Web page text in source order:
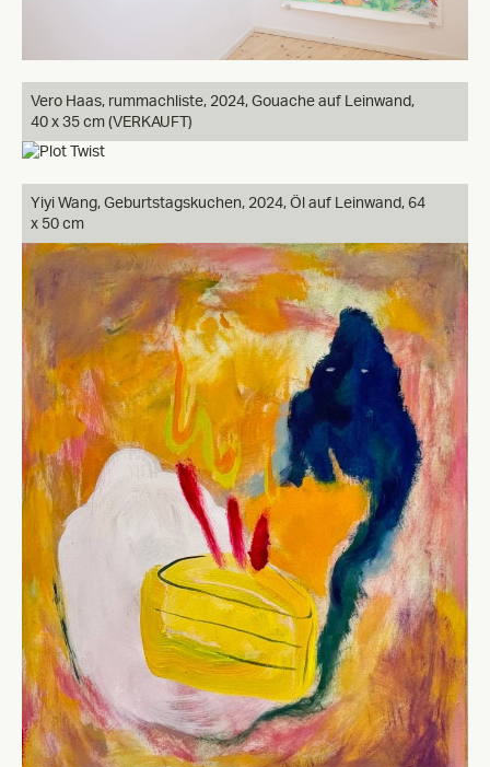
Vero Haas, rummachliste, 2024, Gouache auf Leinwand,
40 x 35 cm (VERKAUFT)
Yiyi Wang, Geburtstagskuchen, 2024, Öl auf Leinwand, 64
x 50 cm